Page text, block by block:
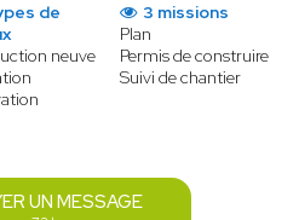
de
neuve
3 missions
Plan
Permis de construire
Suivi de chantier
UN MESSAGE